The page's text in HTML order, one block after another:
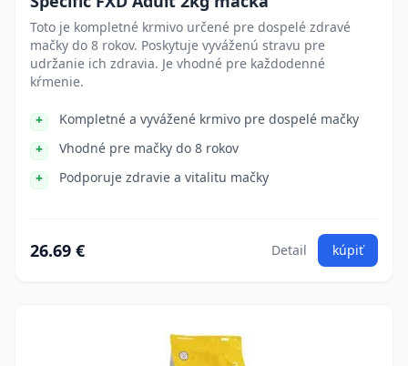
Toto je kompletné krmivo určené pre dospelé zdravé
mačky do 8 rokov. Poskytuje vyváženú stravu pre
udržanie ich zdravia. Je vhodné pre každodenné
kŕmenie.
Kompletné a vyvážené krmivo pre dospelé mačky
Vhodné pre mačky do 8 rokov
Podporuje zdravie a vitalitu mačky
26.69 € Detail kúpiť